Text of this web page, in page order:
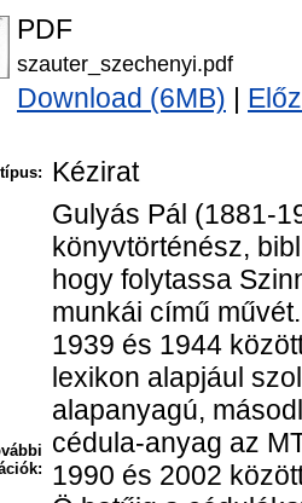
PDF
szauter_szechenyi.pdf
Download (6MB)
Kézirat
Gulyás Pál (1881-
könyvtörténész,
hogy folytassa
munkái című
1939 és 1944
lexikon alapjául
alapanyagú,
cédula-anyag az
1990 és 2002